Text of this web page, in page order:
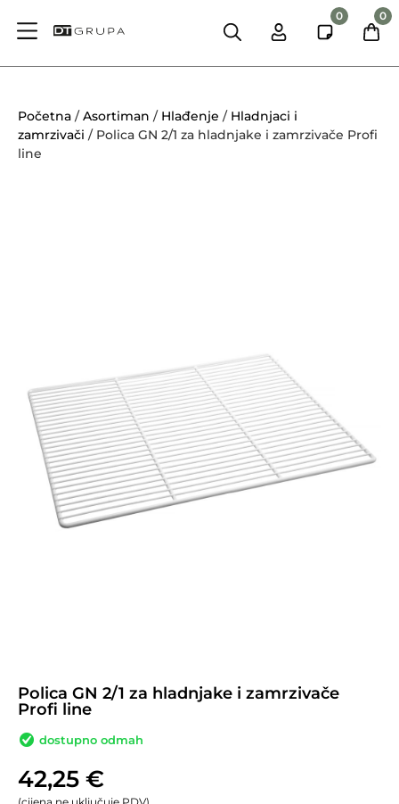
0 0
Početna /Asortiman / Hlađenje / Hladnjaci i
zamrzivači / Polica GN 2/1 za hladnjake i zamrzivače Profi
line
Polica GN 2/1 za hladnjake i zamrzivače
Profi line
dostupno odmah
42,25 €
(cijena ne uključuje PDV)